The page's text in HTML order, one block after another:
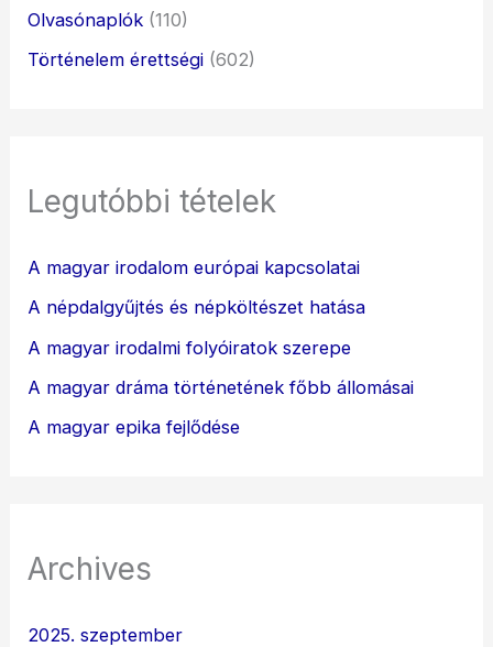
Olvasónaplók (110)
Történelem érettségi (602)
Legutóbbi tételek
A magyar irodalom európai kapcsolatai
A népdalgyűjtés és népköltészet hatása
A magyar irodalmi folyóiratok szerepe
A magyar dráma történetének főbb állomásai
A magyar epika fejlődése
Archives
2025. szeptember